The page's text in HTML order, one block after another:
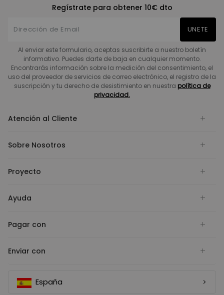
Regístrate para obtener 10€ dto
UNETE
Al enviar este formulario, aceptas suscribirte a nuestro boletín
informativo. Puedes darte de baja en cualquier momento.
Encontrarás información sobre la medición del consentimiento, el
uso del proveedor de servicios de correo electrónico, el registro de la
suscripción y tu derecho de desistimiento en nuestra política de
privacidad.
Atención al Cliente
Sobre Nosotros
Proyecto
Ayuda
Pagar con
Enviar con
España